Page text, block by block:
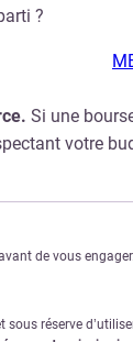
?
Si une
votre
de vous engager.
réserve